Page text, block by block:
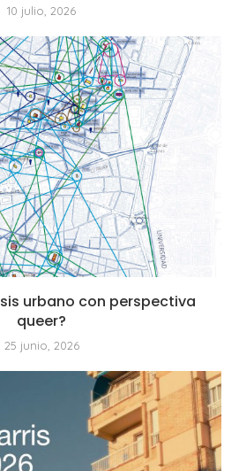
10 julio, 2026
urbano con perspectiva
queer?
25 junio, 2026